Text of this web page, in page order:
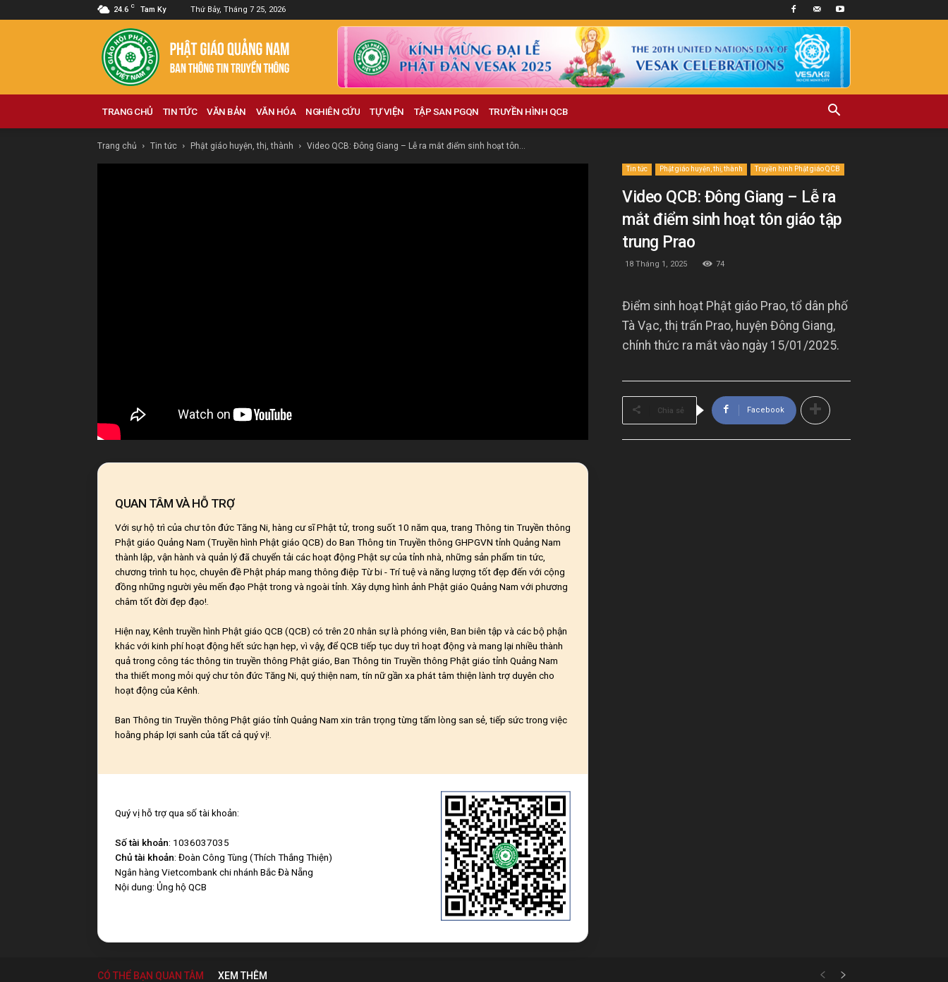
24.6 C Tam Ky Thứ Bảy, Tháng 7 25, 2026
Phật
giáo
Quảng
Nam
TRANG CHỦ TIN TỨC VĂN BẢN VĂN HÓA NGHIÊN CỨU TỰ VIỆN TẬP SAN PGQN TRUYỀN HÌNH QCB
Trang chủ Tin tức Phật giáo huyện, thị, thành Video QCB: Đông Giang – Lễ ra mắt điểm sinh hoạt tôn...
Tin tức Phật giáo huyện, thị, thành Truyền hình Phật giáo QCB
Video QCB: Đông Giang – Lễ ra
mắt điểm sinh hoạt tôn giáo tập
trung Prao
18 Tháng 1, 2025 74
Điểm sinh hoạt Phật giáo Prao, tổ dân phố
Tà Vạc, thị trấn Prao, huyện Đông Giang,
chính thức ra mắt vào ngày 15/01/2025.
Chia sẻ Facebook
QUAN TÂM VÀ HỖ TRỢ
Với sự hộ trì của chư tôn đức Tăng Ni, hàng cư sĩ Phật tử, trong suốt 10 năm qua, trang Thông tin Truyền thông
Phật giáo Quảng Nam (Truyền hình Phật giáo QCB) do Ban Thông tin Truyền thông GHPGVN tỉnh Quảng Nam
thành lập, vận hành và quản lý đã chuyển tải các hoạt động Phật sự của tỉnh nhà, những sản phẩm tin tức,
chương trình tu học, chuyên đề Phật pháp mang thông điệp Từ bi - Trí tuệ và năng lượng tốt đẹp đến với cộng
đồng những người yêu mến đạo Phật trong và ngoài tỉnh. Xây dựng hình ảnh Phật giáo Quảng Nam với phương
châm tốt đời đẹp đạo!.
Hiện nay, Kênh truyền hình Phật giáo QCB (QCB) có trên 20 nhân sự là phóng viên, Ban biên tập và các bộ phận
khác với kinh phí hoạt động hết sức hạn hẹp, vì vậy, để QCB tiếp tục duy trì hoạt động và mang lại nhiều thành
quả trong công tác thông tin truyền thông Phật giáo, Ban Thông tin Truyền thông Phật giáo tỉnh Quảng Nam
tha thiết mong mỏi quý chư tôn đức Tăng Ni, quý thiện nam, tín nữ gần xa phát tâm thiện lành trợ duyên cho
hoạt động của Kênh.
Ban Thông tin Truyền thông Phật giáo tỉnh Quảng Nam xin trân trọng từng tấm lòng san sẻ, tiếp sức trong việc
hoằng pháp lợi sanh của tất cả quý vị!.
Quý vị hỗ trợ qua số tài khoản:
Số tài khoản: 1036037035
Chủ tài khoản: Đoàn Công Tùng (Thích Thắng Thiện)
Ngân hàng Vietcombank chi nhánh Bắc Đà Nẵng
Nội dung: Ủng hộ QCB
CÓ THỂ BẠN QUAN TÂM XEM THÊM